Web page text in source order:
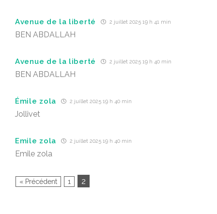
Avenue de la liberté 2 juillet 2025 19 h 41 min
BEN ABDALLAH
Avenue de la liberté 2 juillet 2025 19 h 40 min
BEN ABDALLAH
Émile zola 2 juillet 2025 19 h 40 min
Jollivet
Emile zola 2 juillet 2025 19 h 40 min
Emile zola
« Précédent 1 2